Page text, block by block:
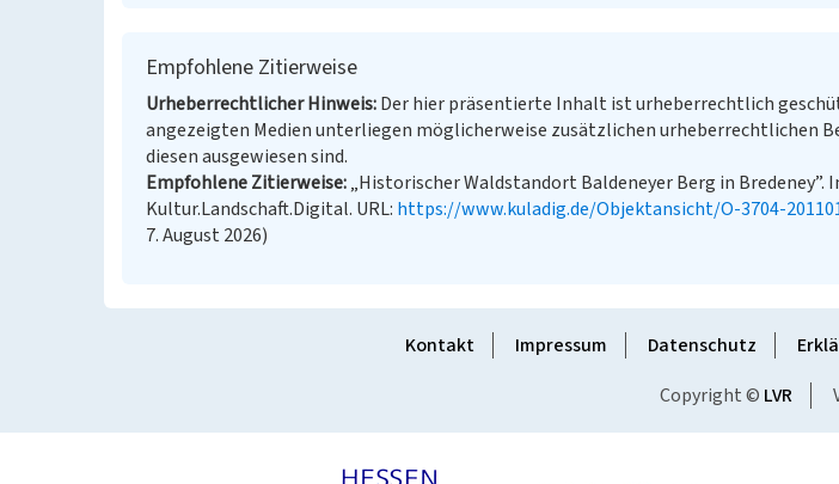
Empfohlene Zitierweise
Urheberrechtlicher Hinweis Der hier präsentierte Inhalt ist urheberrechtlich
angezeigten Medien unterliegen möglicherweise zusätzlichen urheberrechtlichen
diesen ausgewiesen sind.
Empfohlene Zitierweise „Historischer Waldstandort Baldeneyer Berg in Bredeney”.
Kultur.Landschaft.Digital. URL: https://www.kuladig.de/Objektansicht/O-3704-
7. August 2026)
Kontakt Impressum Datenschutz
Copyright © LVR